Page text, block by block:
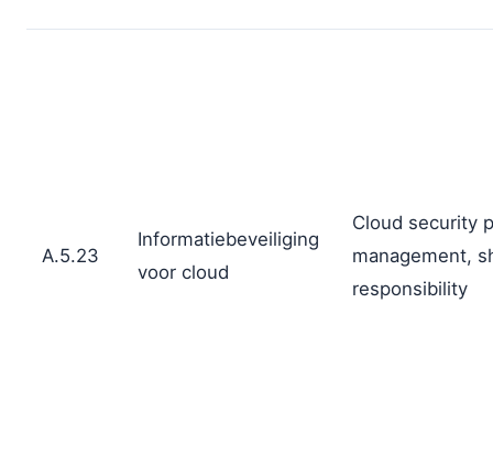
A.5.23
Informatiebeveiliging
voor cloud
Cloud security
management,
responsibility